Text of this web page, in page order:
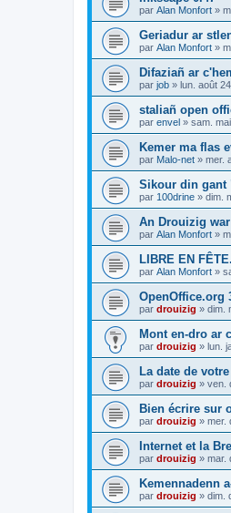
par Alan Monfort »
Geriadur ar
par Alan Monfort »
Difaziañ ar
par job » lun. août
staliañ open
par envel » sam.
Kemer ma flas
par Malo-net » mer.
Sikour din gant
par 100drine » dim.
An Drouizig
par Alan Monfort »
LIBRE EN
par Alan Monfort »
OpenOffice.org
par drouizig » dim.
Mont en-dro ar
par drouizig » lun.
La date de
par drouizig » ven.
Bien écrire sur
par drouizig » mer.
Internet et la
par drouizig » mar.
Kemennadenn
par drouizig » dim.